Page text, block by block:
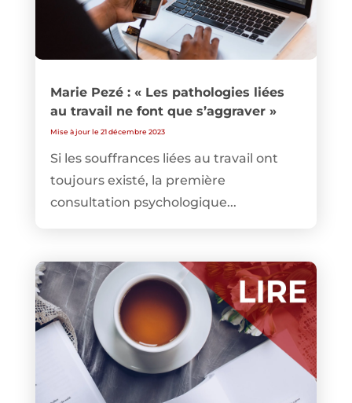
Marie Pezé : « Les pathologies liées
au travail ne font que s’aggraver »
Mise à jour le 21 décembre 2023
Si les souffrances liées au travail ont
toujours existé, la première
consultation psychologique...